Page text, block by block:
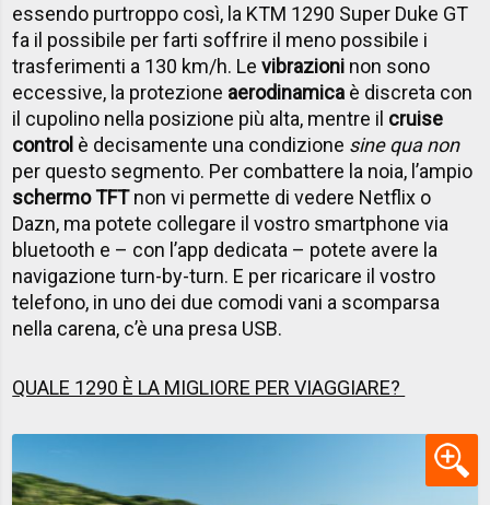
essendo purtroppo così, la KTM 1290 Super Duke GT
fa il possibile per farti soffrire il meno possibile i
trasferimenti a 130 km/h. Levibrazioni non sono
eccessive, la protezione aerodinamica è discreta con
il cupolino nella posizione più alta, mentre il cruise
control è decisamente una condizione sine qua non
per questo segmento. Per combattere la noia, l’ampio
schermo TFTnon vi permette di vedere Netflix o
Dazn, ma potete collegare il vostro smartphone via
bluetooth e – con l’app dedicata – potete avere la
navigazione turn-by-turn. E per ricaricare il vostro
telefono, in uno dei due comodi vani a scomparsa
nella carena, c’è una presa USB.
QUALE 1290 È LA MIGLIORE PER VIAGGIARE?